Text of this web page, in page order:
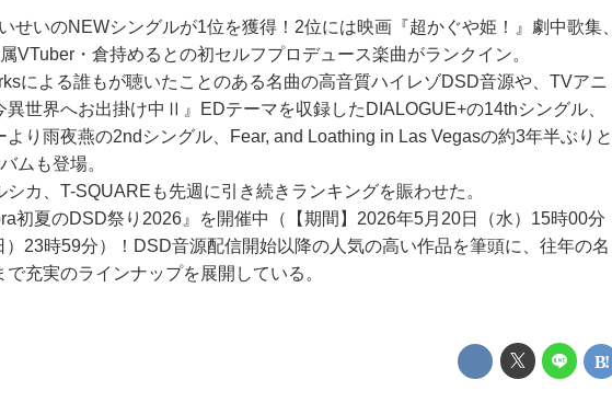
せいのNEWシングルが1位を獲得！2位には映画『超かぐや姫！』劇中歌集、
VTuber・倉持めるとの初セルフプロデュース楽曲がランクイン。
による誰もが聴いたことのある名曲の高音質ハイレゾDSD音源や、TVアニ
異世界へお出掛け中Ⅱ』EDテーマを収録したDIALOGUE+の14thシングル、
り雨夜燕の2ndシングル、Fear, and Loathing in Las Vegasの約3年半ぶりと
ムも登場。
カ、T-SQUAREも先週に引き続きランキングを賑わせた。
初夏のDSD祭り2026』を開催中（【期間】2026年5月20日（水）15時00分
）23時59分）！DSD音源配信開始以降の人気の高い作品を筆頭に、往年の名
充実のラインナップを展開している。